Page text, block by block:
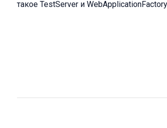
такое TestServer и